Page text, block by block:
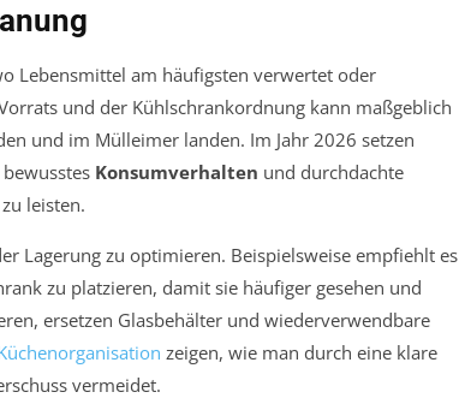
Lebensmittel am häufigsten verwertet oder
und der Kühlschrankordnung kann maßgeblich
und im Mülleimer landen. Im Jahr 2026 setzen
Konsumverhalten und durchdachte
leisten.
Lagerung zu optimieren. Beispielsweise empfiehlt es
zu platzieren, damit sie häufiger gesehen und
ersetzen Glasbehälter und wiederverwendbare
zeigen, wie man durch eine klare
vermeidet.